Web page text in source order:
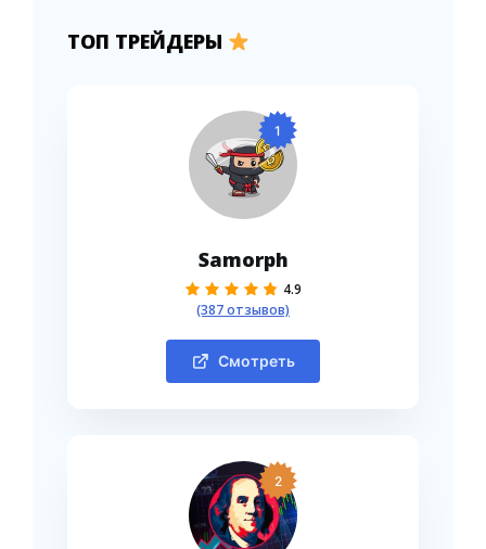
ТОП ТРЕЙДЕРЫ
1
Samorph
4.9
(387 отзывов)
Смотреть
2